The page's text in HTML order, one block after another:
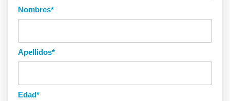
Nombres*
Apellidos*
Edad*